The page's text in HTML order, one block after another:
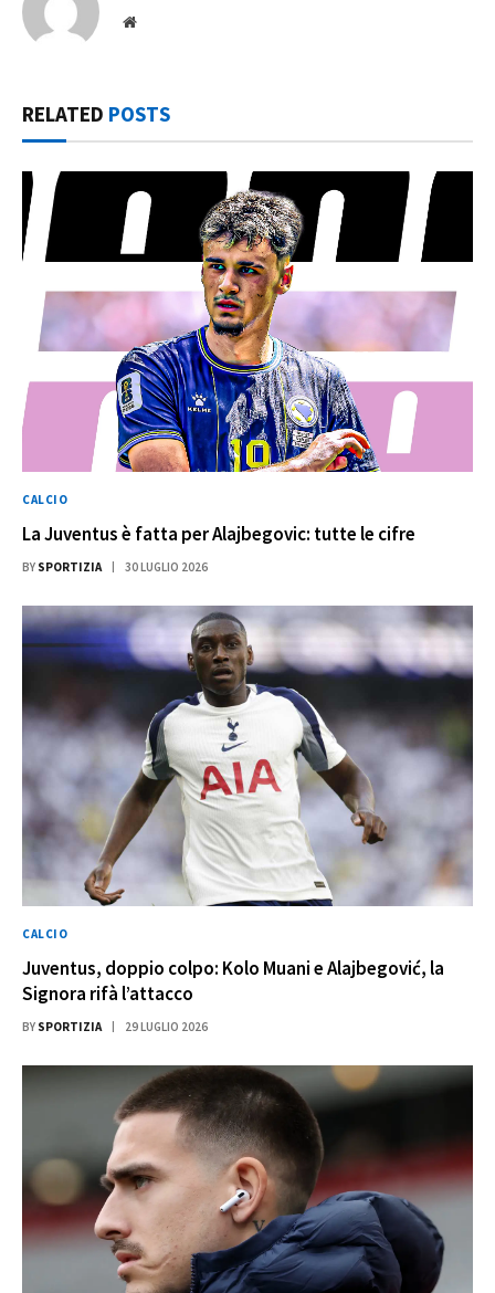
Website
RELATED POSTS
CALCIO
La Juventus è fatta per Alajbegovic: tutte le cifre
BY SPORTIZIA 30 LUGLIO 2026
CALCIO
Juventus, doppio colpo: Kolo Muani e Alajbegović, la
Signora rifà l’attacco
BY SPORTIZIA 29 LUGLIO 2026